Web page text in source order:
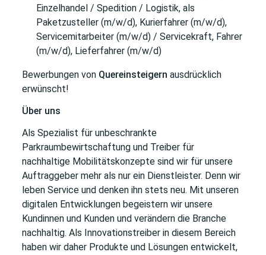
Einzelhandel / Spedition / Logistik, als
Paketzusteller (m/w/d), Kurierfahrer (m/w/d),
Servicemitarbeiter (m/w/d) / Servicekraft, Fahrer
(m/w/d), Lieferfahrer (m/w/d)
Bewerbungen von Quereinsteigern ausdrücklich
erwünscht!
Über uns
Als Spezialist für unbeschrankte
Parkraumbewirtschaftung und Treiber für
nachhaltige Mobilitätskonzepte sind wir für unsere
Auftraggeber mehr als nur ein Dienstleister. Denn wir
leben Service und denken ihn stets neu. Mit unseren
digitalen Entwicklungen begeistern wir unsere
Kundinnen und Kunden und verändern die Branche
nachhaltig. Als Innovationstreiber in diesem Bereich
haben wir daher Produkte und Lösungen entwickelt,